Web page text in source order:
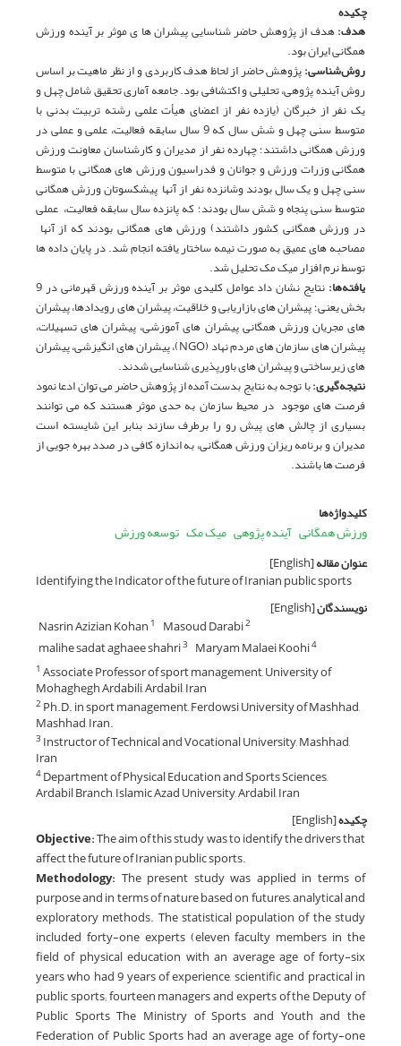
چکیده
هدف:هدف از پژوهش حاضر شناسایی پیشران‏ ها ی موثر بر آینده ورزش
همگانی ایران بود.
روش‌شناسی:پژوهش حاضر از لحاظ هدف کاربردی و از نظر ماهیت بر اساس
روش آینده پژوهی، تحلیلی و اکتشافی بود. جامعه آماری تحقیق شامل چهل و
یک نفر از خبرگان (یازده نفر از اعضای هیأت علمی رشته تربیت بدنی با
متوسط سنی چهل و شش سال که 9 سال سابقه فعالیت، علمی و عملی در
ورزش همگانی داشتند؛ چهارده نفر از مدیران و کارشناسان معاونت ورزش
همگانی وزرات ورزش و جوانان و فدراسیون ورزش ‏های همگانی با متوسط
سنی چهل و یک سال بودند وشانزده نفر از آن‏ها پیشکسوتان ورزش همگانی
متوسط سنی پنجاه و شش سال بودند؛ که پانزده سال سابقه فعالیت، عملی
در ورزش همگانی کشور داشتند) ورزش ‏های همگانی بودند که از آن‏ها
مصاحبه های عمیق به صورت نیمه ساختار یافته انجام شد. در پایان داده ها
توسط نرم افزار میک مک تحلیل شد.
یافته‌ها:
نتایج نشان داد عوامل کلیدی موثر بر آینده ورزش قهرمانی در 9
بخش یعنی؛ پیشران‏ های بازاریابی و خلاقیت، پیشران های رویدادها، پیشران
های مجریان ورزش همگانی پیشران ‏های آموزشی، پیشران های تسهیلات،
پیشران های سازمان ‏های مردم ‌نهاد (NGO)، پیشران های انگیزشی، پیشران
های زیرساختی و پیشران های باورپذیری شناسایی شدند.
نتیجه‌گیری:با توجه به نتایج بدست آمده از پژوهش حاضر می توان ادعا نمود
فرصت های موجود در محیط سازمان به حدی موثر هستند که می‏ توانند
بسیاری از چالش های پیش رو را برطرف سازند بنابر این شایسته است
مدیران و برنامه ریزان ورزش همگانی، به اندازه کافی در صدد بهره جویی از
فرصت ها باشند.
کلیدواژه‌ها
ورزش همگانی آینده پژوهی میک مک توسعه ورزش
عنوان مقاله[English]
Identifying the Indicator of the future of Iranian public sports
نویسندگان[English]
Nasrin Azizian Kohan 1 Masoud Darabi2
malihe sadat aghaee shahri3 Maryam Malaei Koohi4
1 Associate Professor of sport management, University of
Mohaghegh Ardabili, Ardabil, Iran
2Ph.D. in sport management, Ferdowsi University of Mashhad,
Mashhad, Iran.
3 Instructor of Technical and Vocational University, Mashhad,
Iran
4Department of Physical Education and Sports Sciences,
Ardabil Branch, Islamic Azad University, Ardabil, Iran
چکیده[English]
Objective:The aim of this study was to identify the drivers that
affect the future of Iranian public sports.
Methodology: The present study was applied in terms of
purpose and in terms of nature based on futures, analytical and
exploratory methods. The statistical population of the study
included forty-one experts (eleven faculty members in the
field of physical education with an average age of forty-six
years who had 9 years of experience, scientific and practical in
public sports; fourteen managers and experts of the Deputy of
Public Sports The Ministry of Sports and Youth and the
Federation of Public Sports had an average age of forty-one